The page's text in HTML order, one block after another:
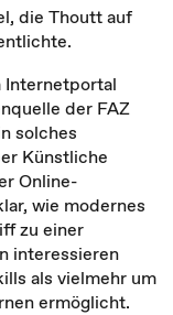
die Thoutt auf
Internetportal
der FAZ
solches
Künstliche
Online-
wie modernes
zu einer
interessieren
als vielmehr um
ermöglicht.